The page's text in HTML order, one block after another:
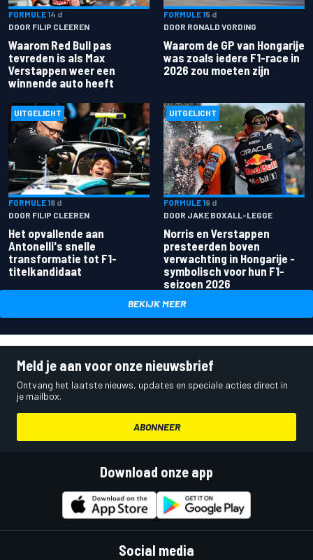
FORMULE 14 d
DOOR FILIP CLEEREN
Waarom Red Bull pas
tevreden is als Max
Verstappen weer een
winnende auto heeft
FORMULE 15 d
DOOR RONALD VORDING
Waarom de GP van Hongarije
was zoals iedere F1-race in
2026 zou moeten zijn
UITGELICHT
FORMULE 18 d
DOOR FILIP CLEEREN
Het opvallende aan
Antonelli's snelle
transformatie tot F1-
titelkandidaat
UITGELICHT
FORMULE 19 d
DOOR JAKE BOXALL-LEGGE
Norris en Verstappen
presteerden boven
verwachting in Hongarije -
symbolisch voor hun F1-
seizoen 2026
BEKIJK MEER
Meld je aan voor onze nieuwsbrief
Ontvang het laatste nieuws, updates en speciale acties direct in
je mailbox.
ABONNEER
Download onze app
Social media